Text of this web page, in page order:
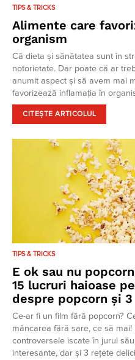
TIPS & TRICKS
Alimente care
organism
Că dieta și sănătatea sunt în
notorietate. Dar poate că ar
anumit aspect și să avem mai
favorizează inflamația în
CITEȘTE ARTICOLUL
TIPS & TRICKS
E ok sau nu
15 lucruri haioase
despre popcorn și
Ce-ar fi un film fără popcorn?
mâncarea fără sare, ce să
controversele iscate în jurul
interesante, dar și 3 rețete